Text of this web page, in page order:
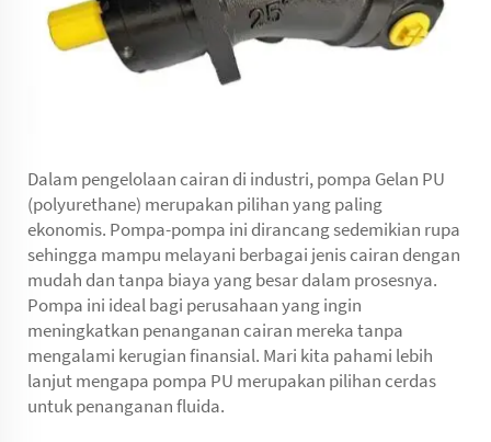
Dalam pengelolaan cairan di industri, pompa Gelan PU
(polyurethane) merupakan pilihan yang paling
ekonomis. Pompa-pompa ini dirancang sedemikian rupa
sehingga mampu melayani berbagai jenis cairan dengan
mudah dan tanpa biaya yang besar dalam prosesnya.
Pompa ini ideal bagi perusahaan yang ingin
meningkatkan penanganan cairan mereka tanpa
mengalami kerugian finansial. Mari kita pahami lebih
lanjut mengapa pompa PU merupakan pilihan cerdas
untuk penanganan fluida.